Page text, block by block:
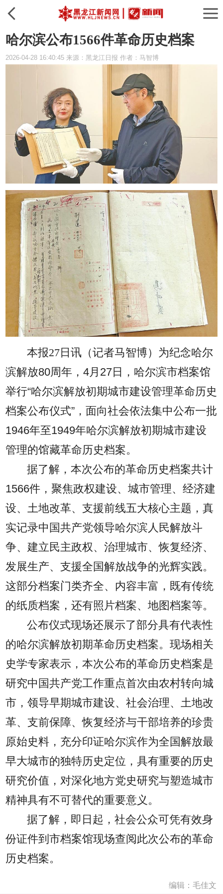
哈尔滨公布1566件革命历史档案
2026-04-28 16:40:45 来源：黑龙江日报 作者：马智博
本报27日讯（记者马智博） 为纪念哈尔
滨解放80周年，4月27日，哈尔滨市档案馆
举行“哈尔滨解放初期城市建设管理革命历史
档案公布仪式”，面向社会依法集中公布一批
1946年至1949年哈尔滨解放初期城市建设
管理的馆藏革命历史档案。
据了解，本次公布的革命历史档案共计
1566件，聚焦政权建设、城市管理、经济建
设、土地改革、支援前线五大核心主题，真
实记录中国共产党领导哈尔滨人民解放斗
争、建立民主政权、治理城市、恢复经济、
发展生产、支援全国解放战争的光辉实践。
这部分档案门类齐全、内容丰富，既有传统
的纸质档案，还有照片档案、地图档案等。
公布仪式现场还展示了部分具有代表性
的哈尔滨解放初期革命历史档案。现场相关
史学专家表示，本次公布的革命历史档案是
研究中国共产党工作重点首次由农村转向城
市，领导早期城市建设、社会治理、土地改
革、支前保障、恢复经济与干部培养的珍贵
原始史料，充分印证哈尔滨作为全国解放最
早大城市的独特历史定位，具有重要的历史
研究价值，对深化地方党史研究与塑造城市
精神具有不可替代的重要意义。
据了解，即日起，社会公众可凭有效身
份证件到市档案馆现场查阅此次公布的革命
历史档案。
编辑：毛佳文